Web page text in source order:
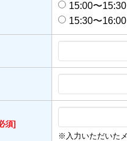
15:00〜15:30
15:30〜16:00
須]
※入力いただいた